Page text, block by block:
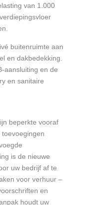
van 1.000
buitenruimte aan
en dakbedekking.
aansluiting en de
en sanitaire
beperkte vooraf
is de nieuwe
uw bedrijf af te
voor verhuur –
en
houdt uw